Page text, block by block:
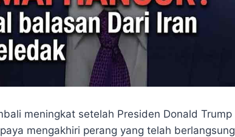
meningkat setelah Presiden Donald Trump
mengakhiri perang yang telah berlangsung